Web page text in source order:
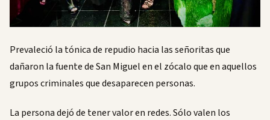
Prevaleció la tónica de repudio hacia las señoritas que
dañaron la fuente de San Miguel en el zócalo que en aquellos
grupos criminales que desaparecen personas.
La persona dejó de tener valor en redes. Sólo valen los